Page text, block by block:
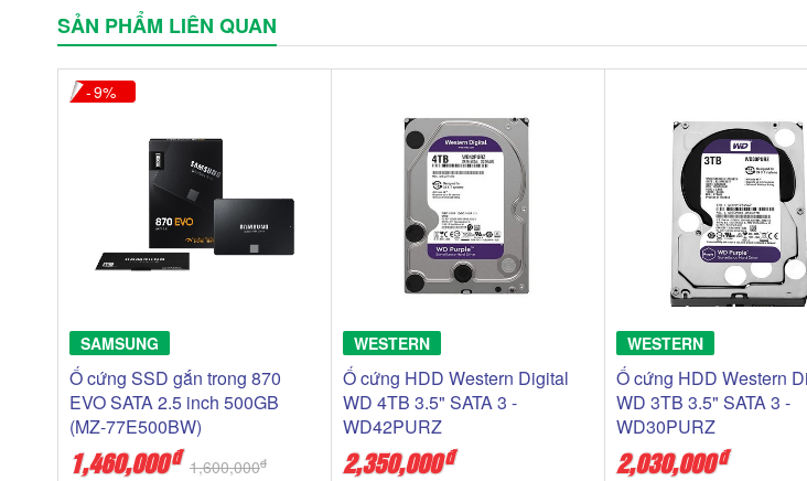
SẢN PHẨM LIÊN QUAN
9
SAMSUNG
Ổ cứng SSD gắn trong 870
EVO SATA 2.5 inch 500GB
(MZ-77E500BW)
1,460,000đ 1,600,000đ
WESTERN
Ổ cứng HDD Western Digital
WD 4TB 3.5" SATA 3 -
WD42PURZ
2,350,000đ
WESTERN
Ổ cứng HDD Western
WD 3TB 3.5" SATA 3 -
WD30PURZ
2,030,000đ